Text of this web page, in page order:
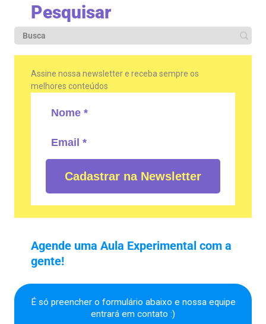
Pesquisar
Assine nossa newsletter e receba sempre os
melhores conteúdos
Cadastrar na Newsletter
Agende uma Aula Experimental com a
gente!
É só preencher o formulário abaixo e nossa equipe
entrará em contato :)